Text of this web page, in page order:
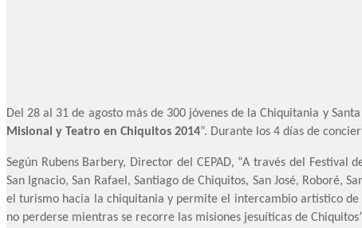
Del 28 al 31 de agosto más de 300 jóvenes de la Chiquitania y
Misional y Teatro en Chiquitos 2014”. Durante los 4 días de
Según Rubens Barbery, Director del CEPAD, “A través del
San Ignacio, San Rafael, Santiago de Chiquitos, San José, Roboré,
el turismo hacia la chiquitania y permite el intercambio artístico de
no perderse mientras se recorre las misiones jesuíticas de